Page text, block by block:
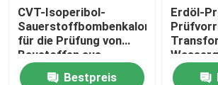
CVT-Isoperibol-
Sauerstoffbombenkalorimeter
für die Prüfung von
Baustoffen aus
Kohlenfutteröl
Bestpreis
Erdöl-